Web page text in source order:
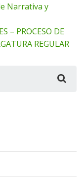
Narrativa y
– PROCESO DE
REGULAR